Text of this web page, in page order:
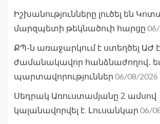
Իշխանությունները լուծել են
մարզպետի թեկնածուի հարցը
ՔՊ-ն առաջարկում է ստեղծել ԱԺ
ժամանակավոր հանձնաժողով․
պարտավորություններ 06/08/2026
Սեդրակ Առուստամյանը 2 ամսով
կալանավորվել է. Լուսանկար 06/